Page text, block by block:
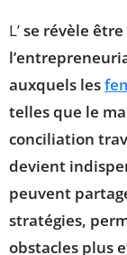
L’se révèle être
l’
auxquels les
telles que le
conciliation
devient
peuvent
stratégies,
obstacles plus